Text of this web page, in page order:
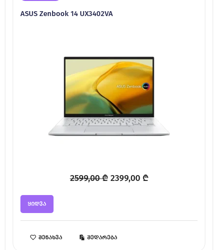
ASUS Zenbook 14 UX3402VA
2599,00₾ Original
2599,00 ₾.
2399,00 ₾Current
2399,00 ₾.
ყიდვა
შენახვა შედარება